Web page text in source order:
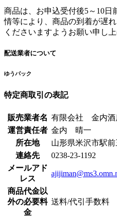
商品は、お申込受付後5～10日
情等により、商品の到着が遅
くださいますようお願い申し上
配送業者について
ゆうパック
特定商取引の表記
販売業者名 有限会社 金内酒
運営責任者 金内 晴一
所在地
山形県米沢市駅前
連絡先
0238-23-1192
メールアド
レス
商品代金以
外の必要料
金
送料/代引手数料